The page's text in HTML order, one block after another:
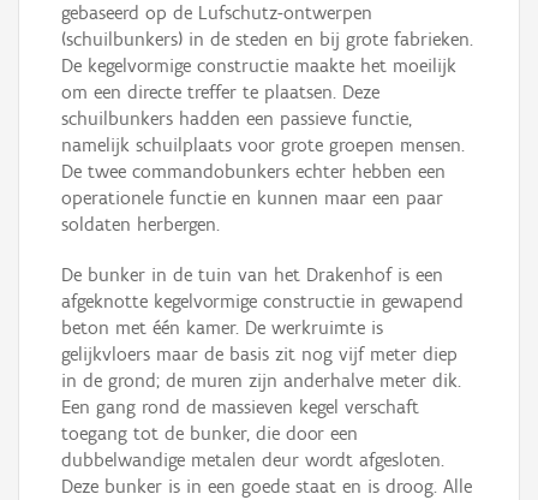
gebaseerd op de Lufschutz-ontwerpen
(schuilbunkers) in de steden en bij grote fabrieken.
De kegelvormige constructie maakte het moeilijk
om een directe treffer te plaatsen. Deze
schuilbunkers hadden een passieve functie,
namelijk schuilplaats voor grote groepen mensen.
De twee commandobunkers echter hebben een
operationele functie en kunnen maar een paar
soldaten herbergen.
De bunker in de tuin van het Drakenhof is een
afgeknotte kegelvormige constructie in gewapend
beton met één kamer. De werkruimte is
gelijkvloers maar de basis zit nog vijf meter diep
in de grond; de muren zijn anderhalve meter dik.
Een gang rond de massieven kegel verschaft
toegang tot de bunker, die door een
dubbelwandige metalen deur wordt afgesloten.
Deze bunker is in een goede staat en is droog. Alle